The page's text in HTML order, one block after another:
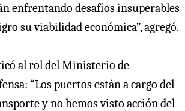
enfrentando desafíos insuperables
su viabilidad económica”, agregó.
al rol del Ministerio de
“Los puertos están a cargo del
y no hemos visto acción del